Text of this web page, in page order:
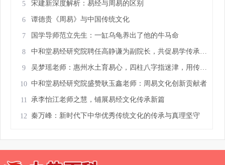
5 宋建新深度解析：易经与周易的区别
6 谭德贵《周易》与中国传统文化
7 国学导师范立先生：一缸乌龟养出了他的牛马命
8
9
10 中和堂易经研究院盛赞耿玉鑫老师：周易文化创新贡献者
11 承李怡江老师之慧，铺展易经文化传承新篇
12 秦万峰：新时代下中华优秀传统文化的传承与真理坚守